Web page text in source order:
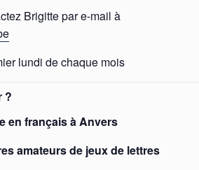
Brigitte par e-mail à
lundi de chaque mois
?
en français à Anvers
amateurs de jeux de lettres